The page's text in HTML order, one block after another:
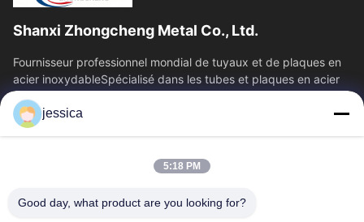
Shanxi Zhongcheng Metal Co., Ltd.
Fournisseur professionnel mondial de tuyaux et de plaques en
acier inoxydableSpécialisé dans les tubes et plaques en acier
inoxydable, offrant une...
Liens Rapides
Visite D'usine
Contrôle De La Qualité
Contact
jessica
5:18 PM
Good day, what product are you looking for?